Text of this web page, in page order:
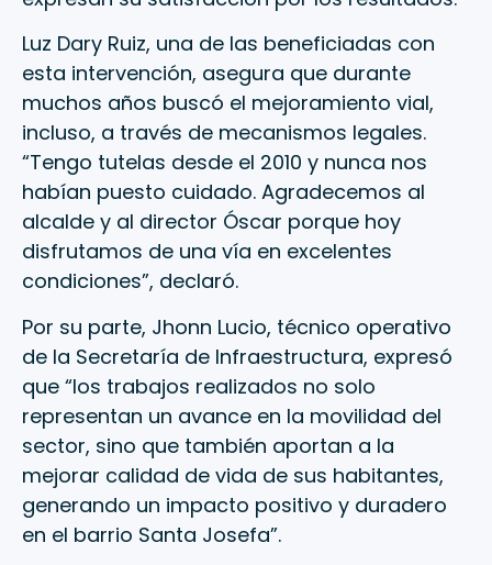
Luz Dary Ruiz, una de las beneficiadas con
esta intervención, asegura que durante
muchos años buscó el mejoramiento vial,
incluso, a través de mecanismos legales.
“Tengo tutelas desde el 2010 y nunca nos
habían puesto cuidado. Agradecemos al
alcalde y al director Óscar porque hoy
disfrutamos de una vía en excelentes
condiciones”, declaró.
Por su parte, Jhonn Lucio, técnico operativo
de la Secretaría de Infraestructura, expresó
que “los trabajos realizados no solo
representan un avance en la movilidad del
sector, sino que también aportan a la
mejorar calidad de vida de sus habitantes,
generando un impacto positivo y duradero
en el barrio Santa Josefa”.